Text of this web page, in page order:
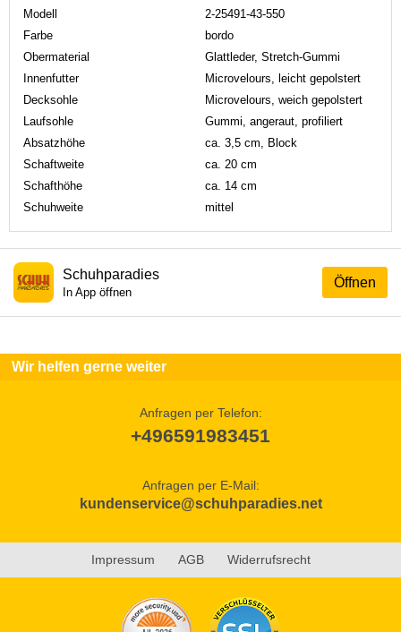
Modell
2-25491-43-550
Farbe
bordo
Obermaterial
Glattleder, Stretch-Gummi
Innenfutter
Microvelours, leicht gepolstert
Decksohle
Microvelours, weich gepolstert
Laufsohle
Gummi, angeraut, profiliert
Absatzhöhe
ca. 3,5 cm, Block
Schaftweite
ca. 20 cm
Schafthöhe
ca. 14 cm
Schuhweite
mittel
Öffnen
Schuhparadies
In App öffnen
Wir helfen gerne weiter
Anfragen per Telefon:
+496591983451
Anfragen per E-Mail:
kundenservice@schuhparadies.net
Impressum AGB Widerrufsrecht